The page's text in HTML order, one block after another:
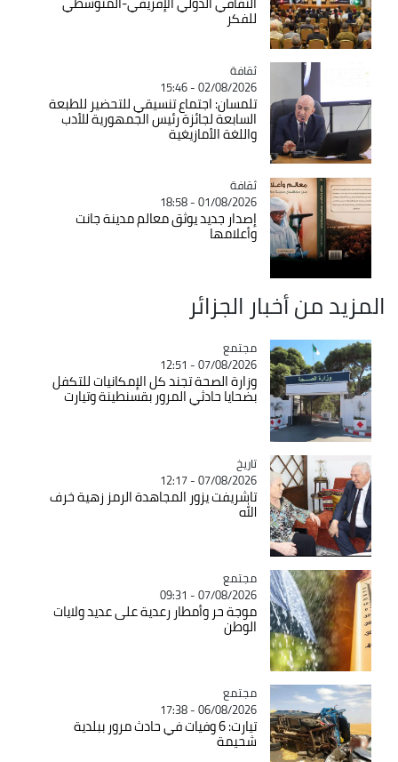
للفكر
Catégorie
ثقافة
02/08/2026 - 15:46
تلمسان: اجتماع تنسيقي للتحضير للطبعة
السابعة لجائزة رئيس الجمهورية للأدب
واللغة الأمازيغية
Catégorie
ثقافة
01/08/2026 - 18:58
إصدار جديد يوثق معالم مدينة جانت
وأعلامها
المزيد من أخبار الجزائر
Catégorie
مجتمع
07/08/2026 - 12:51
وزارة الصحة تجند كل الإمكانيات للتكفل
بضحايا حادثي المرور بقسنطينة وتيارت
Catégorie
تاريخ
07/08/2026 - 12:17
تاشريفت يزور المجاهدة الرمز زهية خرف
الله
Catégorie
مجتمع
07/08/2026 - 09:31
موجة حر وأمطار رعدية على عديد ولايات
الوطن
Catégorie
مجتمع
06/08/2026 - 17:38
تيارت: 6 وفيات في حادث مرور ببلدية
شحيمة